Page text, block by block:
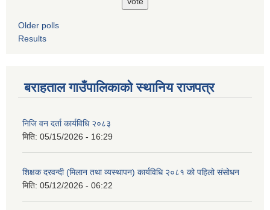
Older polls
Results
बराहताल गाउँपालिकाको स्थानिय राजपत्र
निजि वन दर्ता कार्यविधि २०८३
मिति: 05/15/2026 - 16:29
शिक्षक दरवन्दी (मिलान तथा व्यस्थापन) कार्यविधि २०८१ को पहिलो संसोधन
मिति: 05/12/2026 - 06:22